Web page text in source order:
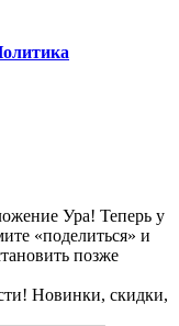
Ура! Теперь у
«поделиться» и
позже
Новинки, скидки,